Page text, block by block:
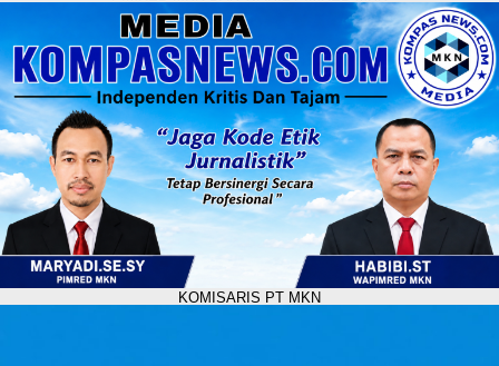
KOMISARIS PT MKN